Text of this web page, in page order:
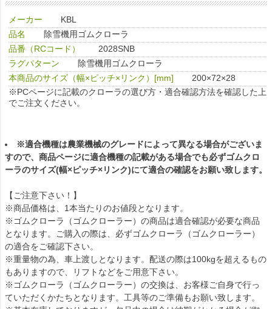
メーカー
KBL
品名
除雪機用ゴムクローラ
品番（RCコード）
2028SNB
ラグパターン
除雪機用ゴムクローラ
本商品のサイズ（幅×ピッチ×リンク）[mm]
200×72×28
※PCページに記載のクローラの選び方・適合確認方法を確認した上
でご注文ください。
※適合機種は農業機械のグレードによって異なる場合がございま
すので、商品ページに適合機種の記載がある場合でも必ずゴムクロ
ーラのサイズ(幅×ピッチ×リンク)にて適合の確認をお願い致します。
【ご注意下さい！】
※商品価格は、1本当たりのお値段となります。
※ゴムクローラ（ゴムクローラー）の商品は適合確認が必要な商品
となります。ご購入の際は、必ずゴムクローラ（ゴムクローラー）
の適合をご確認下さい。
※重量物の為、車上渡しとなります。配送の際は100kgを超えるもの
もありますので、リフトなどをご用意下さい。
※ゴムクローラ（ゴムクローラー）の交換は、お客様ご自身で行っ
ていただくかたちとなります。工具等のご準備もお願い致します。